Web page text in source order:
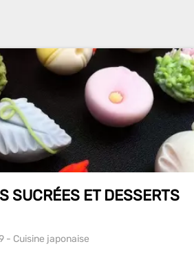
SUCRÉES ET DESSERTS
- Cuisine japonaise